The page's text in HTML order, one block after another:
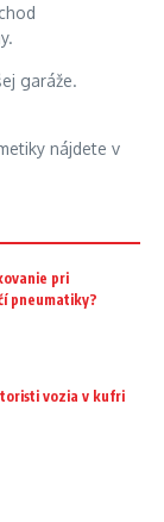
garáže.
nájdete v
pri
pneumatiky?
vozia v kufri